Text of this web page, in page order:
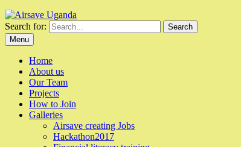
Search for:
Menu
Home
About us
Our Team
Projects
How to Join
Galleries
Airsave creating Jobs
Hackathon2017